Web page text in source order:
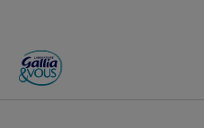
ACCUEIL